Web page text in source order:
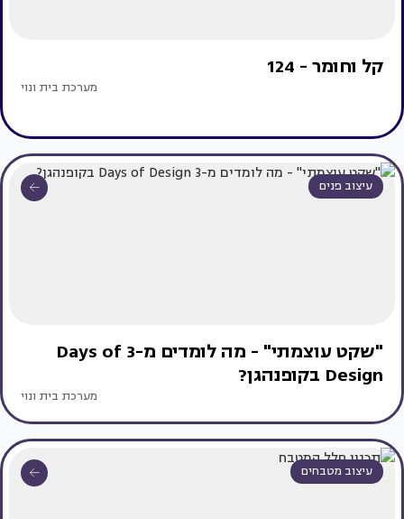
קל וחומר - 124
מערכת בית ונוי
עיצוב פנים
"שקט עוצמתי" - מה לומדים מ-3 Days of
Design בקופנהגן?
מערכת בית ונוי
עיצוב מטבחים